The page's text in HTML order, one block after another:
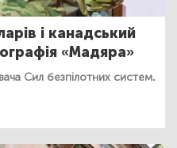
і канадський
«Мадяра»
Сил безпілотних систем.